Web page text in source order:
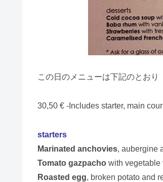
この日のメニューは下記のとおり
30,50 € -Includes starter, main
starters
Marinated anchovies, aubergine
Tomato gazpacho with vegetable
Roasted egg, broken potato and